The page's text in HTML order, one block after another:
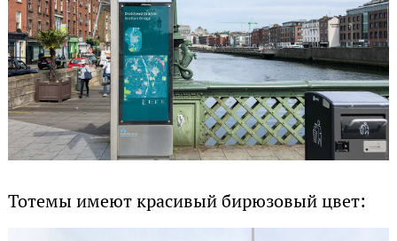
Тотемы имеют красивый бирюзовый цвет: